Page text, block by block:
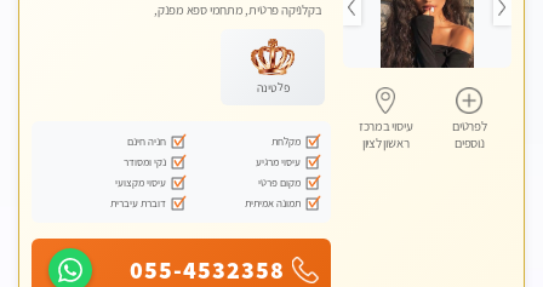
לפרטים
נוספים
עיסוי במרכז
ראשון לציון
בקלניקה פרטית, מתחמי ספא מפנק,
פלטינה
מקלחת
חניה חינם
עיסוי מרגיע
נקי ומסודר
מקום פרטי
עיסוי מקצועי
תמונה אמיתית
דוברת עיברית
055-4532358